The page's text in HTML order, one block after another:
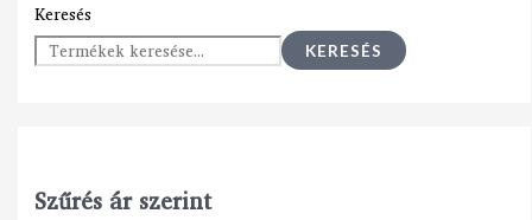
Keresés
KERESÉS
Szűrés ár szerint